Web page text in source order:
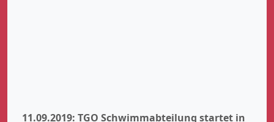
11.09.2019: TGO Schwimmabteilung startet in